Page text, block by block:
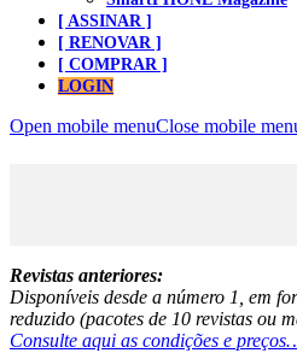
[ ASSINAR ]
[ RENOVAR ]
[ COMPRAR ]
LOGIN
Open mobile menuClose mobile
Revistas anteriores:
Disponíveis desde a número 1, em
reduzido (pacotes de 10 revistas ou
Consulte aqui as condições e